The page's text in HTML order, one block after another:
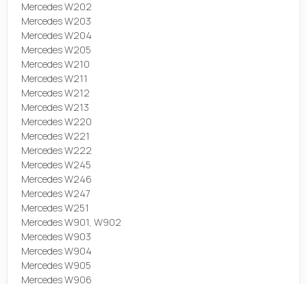
Mercedes W202
Mercedes W203
Mercedes W204
Mercedes W205
Mercedes W210
Mercedes W211
Mercedes W212
Mercedes W213
Mercedes W220
Mercedes W221
Mercedes W222
Mercedes W245
Mercedes W246
Mercedes W247
Mercedes W251
Mercedes W901, W902
Mercedes W903
Mercedes W904
Mercedes W905
Mercedes W906